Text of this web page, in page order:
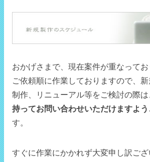
おかげさまで、現在案件が重なってお
ご依頼順に作業しておりますので、
制作、リニューアル等をご検討の際は
持ってお問い合わせいただけますよう
す。
すぐに作業にかかれず大変申し訳ご